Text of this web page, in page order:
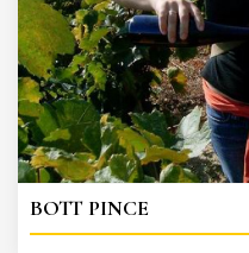
BOTT PINCE